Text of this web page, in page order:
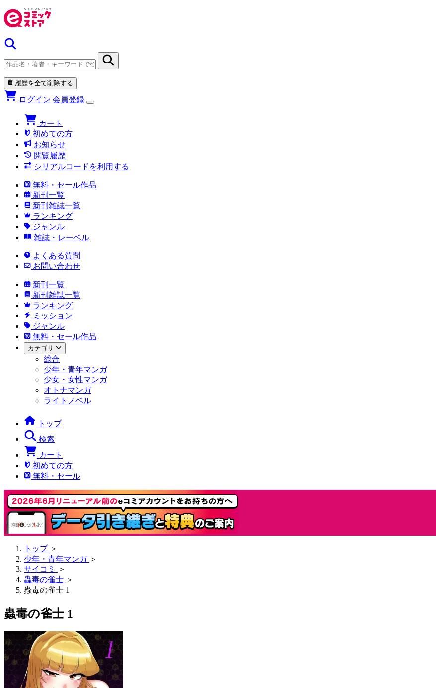
履歴を全て削除する
ログイン 会員登録
カート
初めての方
お知らせ
閲覧履歴
シリアルコードを利用する
無料・セール作品
新刊一覧
新刊雑誌一覧
ランキング
ジャンル
雑誌・レーベル
よくある質問
お問い合わせ
新刊一覧
新刊雑誌一覧
ランキング
ミッション
ジャンル
無料・セール作品
カテゴリ
総合
少年・青年マンガ
少女・女性マンガ
オトナマンガ
ライトノベル
トップ
検索
カート
初めての方
無料・セール
トップ ＞
少年・青年マンガ ＞
サイコミ
＞
蟲毒の雀士 ＞
蟲毒の雀士 1
蟲毒の雀士 1